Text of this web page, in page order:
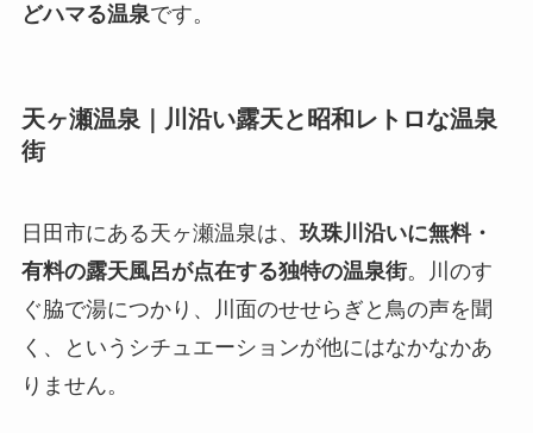
どハマる温泉です。
天ヶ瀬温泉｜川沿い露天と昭和レトロな温泉
街
日田市にある天ヶ瀬温泉は、 玖珠川沿いに無料・
有料の露天風呂が点在する独特の温泉街。川のす
ぐ脇で湯につかり、川面のせせらぎと鳥の声を聞
く、というシチュエーションが他にはなかなかあ
りません。